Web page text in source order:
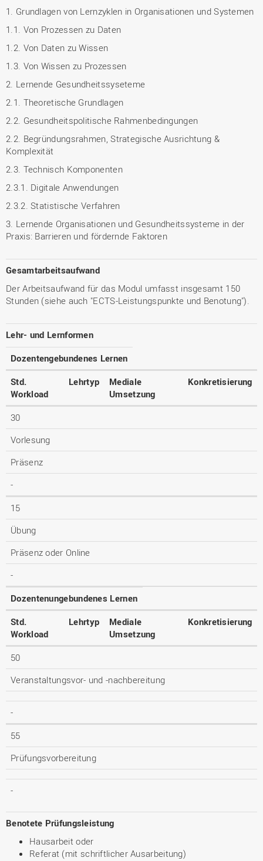
1. Grundlagen von Lernzyklen in Organisationen und Systemen
1.1. Von Prozessen zu Daten
1.2. Von Daten zu Wissen
1.3. Von Wissen zu Prozessen
2. Lernende Gesundheitssyseteme
2.1. Theoretische Grundlagen
2.2. Gesundheitspolitische Rahmenbedingungen
2.2. Begründungsrahmen, Strategische Ausrichtung &
Komplexität
2.3. Technisch Komponenten
2.3.1. Digitale Anwendungen
2.3.2. Statistische Verfahren
3. Lernende Organisationen und Gesundheitssysteme in der
Praxis: Barrieren und fördernde Faktoren
Gesamtarbeitsaufwand
Der Arbeitsaufwand für das Modul umfasst insgesamt 150
Stunden (siehe auch "ECTS-Leistungspunkte und Benotung").
Lehr- und Lernformen
Dozentengebundenes Lernen
Std.
Workload
Lehrtyp
Mediale
Umsetzung
Konkretisierung
30
Vorlesung
Präsenz
-
15
Übung
Präsenz oder Online
-
Dozentenungebundenes Lernen
Std.
Workload
Lehrtyp
Mediale
Umsetzung
Konkretisierung
50
Veranstaltungsvor- und -nachbereitung
-
55
Prüfungsvorbereitung
-
Benotete Prüfungsleistung
Hausarbeit oder
Referat (mit schriftlicher Ausarbeitung)